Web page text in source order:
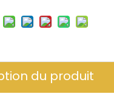
du produit